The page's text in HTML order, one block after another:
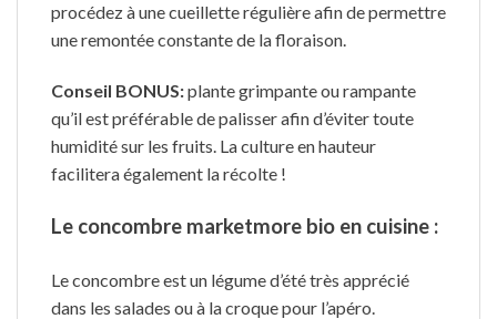
procédez à une cueillette régulière afin de permettre
une remontée constante de la floraison.
Conseil BONUS:plante grimpante ou rampante
qu’il est préférable de palisser afin d’éviter toute
humidité sur les fruits. La culture en hauteur
facilitera également la récolte !
Le concombre marketmore bio en cuisine :
Le concombre est un légume d’été très apprécié
dans les salades ou à la croque pour l’apéro.